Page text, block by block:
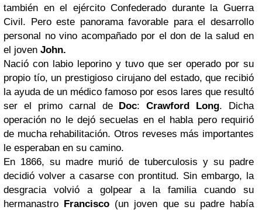
también en el ejército Confederado durante la Guerra
Civil. Pero este panorama favorable para el desarrollo
personal no vino acompañado por el don de la salud en
el joven John.
Nació con labio leporino y tuvo que ser operado por su
propio tío, un prestigioso cirujano del estado, que recibió
la ayuda de un médico famoso por esos lares que resultó
ser el primo carnal de Doc:Crawford Long. Dicha
operación no le dejó secuelas en el habla pero requirió
de mucha rehabilitación. Otros reveses más importantes
le esperaban en su camino.
En 1866, su madre murió de tuberculosis y su padre
decidió volver a casarse con prontitud. Sin embargo, la
desgracia volvió a golpear a la familia cuando su
hermanastro Francisco (un joven que su padre había